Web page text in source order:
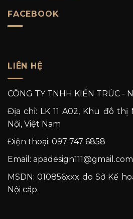
FACEBOOK
LIÊN HỆ
CÔNG TY TNHH KIẾN TRÚC -
Địa chỉ: LK 11 A02, Khu đô thị
Nội, Việt Nam
Điện thoại: 097 747 6858
Email: apadesign111@gmail.com
MSDN: 010856xxx do Sở Kế
Nội cấp.